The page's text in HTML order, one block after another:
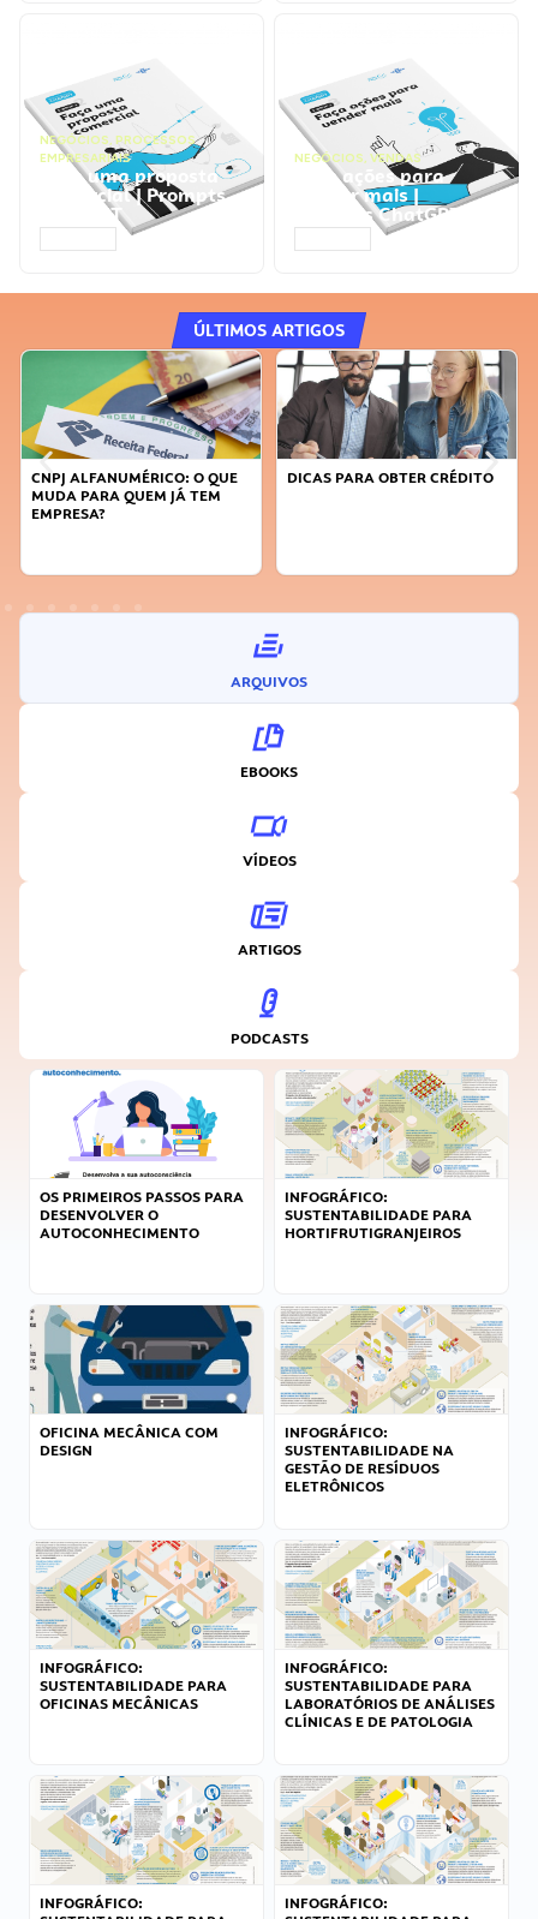
NEGÓCIOS, PROCESSOS
EMPRESARIAIS
Faça uma proposta
comercial | Prompts
ChatGPT
NEGÓCIOS, VENDAS
Faça ações para
vender mais |
Prompts ChatGPT
ÚLTIMOS ARTIGOS
CNPJ ALFANUMÉRICO: O QUE
MUDA PARA QUEM JÁ TEM
EMPRESA?
DICAS PARA OBTER CRÉDITO
ARQUIVOS
EBOOKS
VÍDEOS
ARTIGOS
PODCASTS
OS PRIMEIROS PASSOS PARA
DESENVOLVER O
AUTOCONHECIMENTO
INFOGRÁFICO:
SUSTENTABILIDADE PARA
HORTIFRUTIGRANJEIROS
OFICINA MECÂNICA COM
DESIGN
INFOGRÁFICO:
SUSTENTABILIDADE NA
GESTÃO DE RESÍDUOS
ELETRÔNICOS
INFOGRÁFICO:
SUSTENTABILIDADE PARA
OFICINAS MECÂNICAS
INFOGRÁFICO:
SUSTENTABILIDADE PARA
LABORATÓRIOS DE ANÁLISES
CLÍNICAS E DE PATOLOGIA
INFOGRÁFICO:
INFOGRÁFICO: